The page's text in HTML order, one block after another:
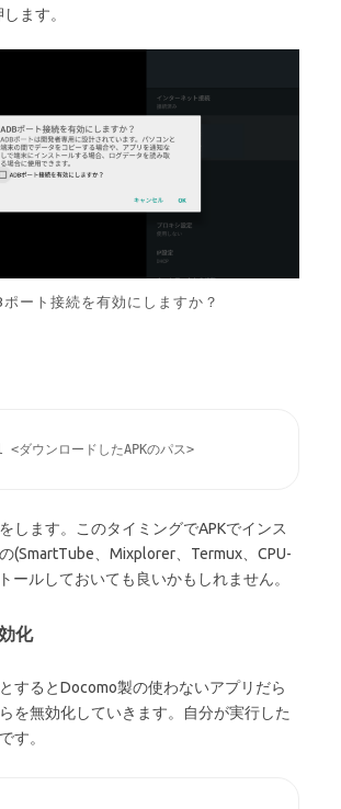
ます。
ポート接続を有効にしますか？
ウンロードしたAPKのパス>
します。このタイミングでAPKでインス
(SmartTube、Mixplorer、Termux、CPU-
ールしておいても良いかもしれません。
化
するとDocomo製の使わないアプリだら
を無効化していきます。自分が実行した
す。